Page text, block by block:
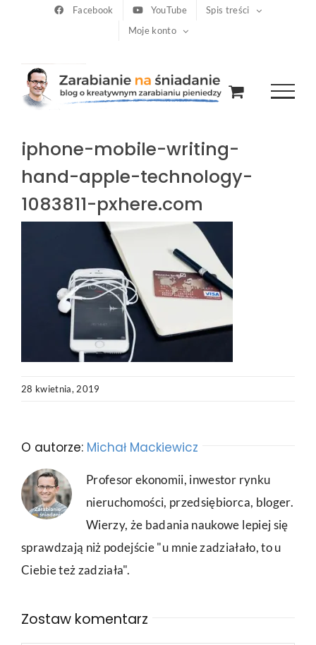
Facebook YouTube
Spis treści
Moje konto
iphone-mobile-writing-
hand-apple-technology-
1083811-pxhere.com
28 kwietnia, 2019
O autorze: Michał Mackiewicz
Profesor ekonomii, inwestor rynku
nieruchomości, przedsiębiorca, bloger.
Wierzy, że badania naukowe lepiej się
sprawdzają niż podejście "u mnie zadziałało, to u
Ciebie też zadziała".
Zostaw komentarz